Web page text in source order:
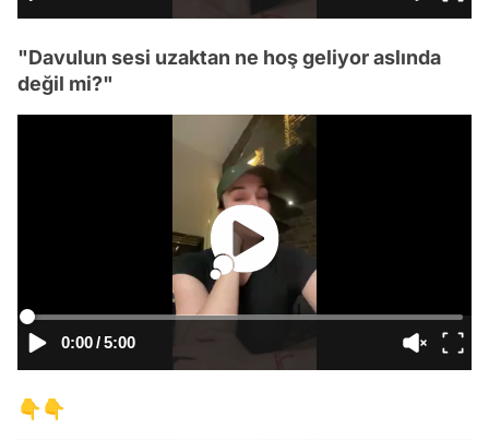
"Davulun sesi uzaktan ne hoş geliyor aslında
değil mi?"
0:00/5:00
👇👇